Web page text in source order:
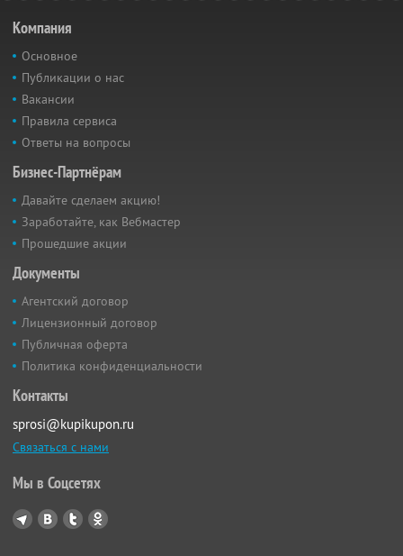
Компания
Основное
Публикации о нас
Вакансии
Правила сервиса
Ответы на вопросы
Бизнес-Партнёрам
Давайте сделаем акцию!
Заработайте, как Вебмастер
Прошедшие акции
Документы
Агентский договор
Лицензионный договор
Публичная оферта
Политика конфиденциальности
Контакты
sprosi@kupikupon.ru
Связаться с нами
Мы в Соцсетях